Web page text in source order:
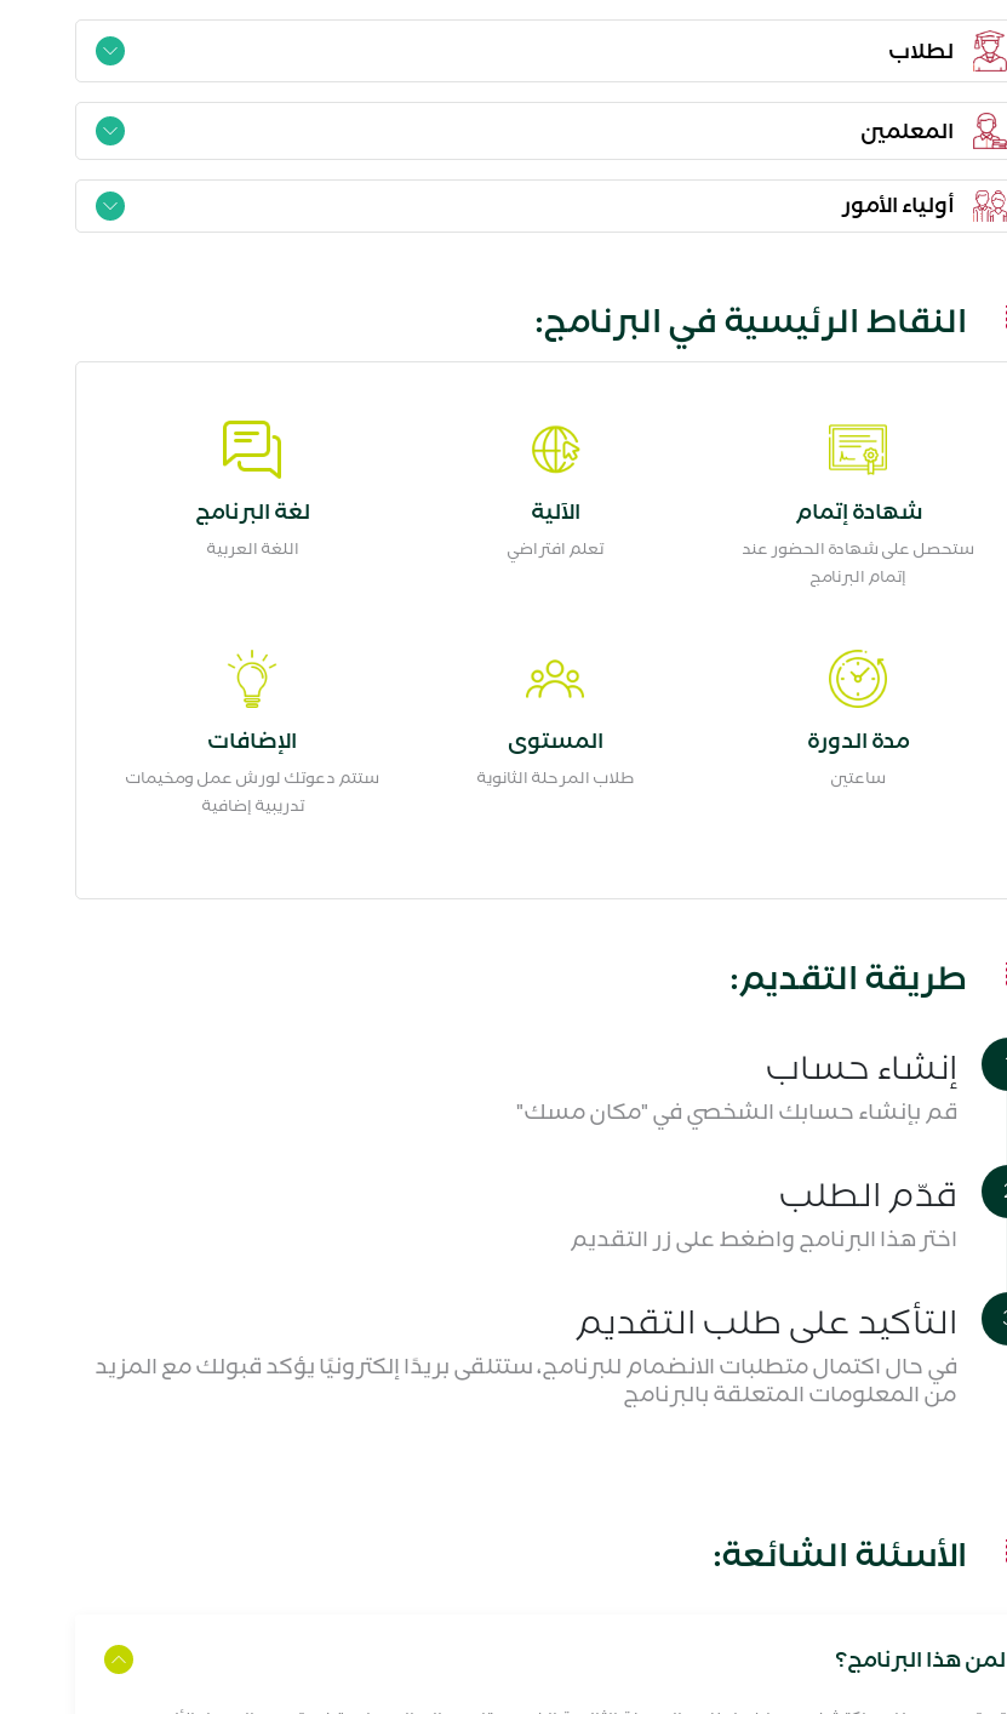
لطلاب
المعلمين
أولياء الأمور
النقاط الرئيسية في البرنامج:
شهادة إتمام
ستحصل على شهادة الحضور عند
إتمام البرنامج
الآلية
تعلم افتراضي
لغة البرنامج
اللغة العربية
مدة الدورة
ساعتين
المستوى
طلاب المرحلة الثانوية
الإضافات
ستتم دعوتك لورش عمل ومخيمات
تدريبية إضافية
طريقة التقديم:
إنشاء حساب
قم بإنشاء حسابك الشخصي في "مكان مسك"
قدّم الطلب
اختر هذا البرنامج واضغط على زر التقديم
التأكيد على طلب التقديم
في حال اكتمال متطلبات الانضمام للبرنامج، ستتلقى بريدًا إلكترونيًا يؤكد قبولك مع المزيد
من المعلومات المتعلقة بالبرنامج
الأسئلة الشائعة:
لمن هذا البرنامج؟